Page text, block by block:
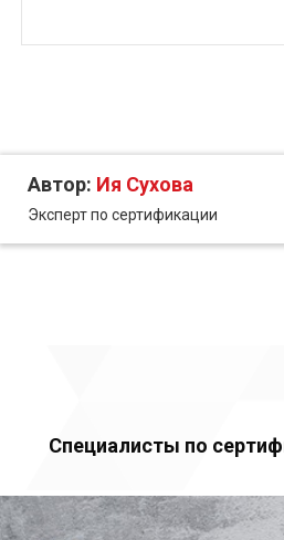
Автор: Ия Сухова
Эксперт по сертификации
Специалисты по